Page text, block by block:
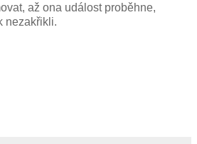
až ona událost proběhne,
nezakřikli.